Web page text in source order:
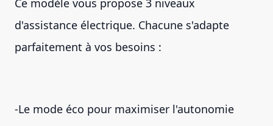
d'assistance électrique. Chacune s'adapte
parfaitement à vos besoins :
-Le mode éco pour maximiser l'autonomie